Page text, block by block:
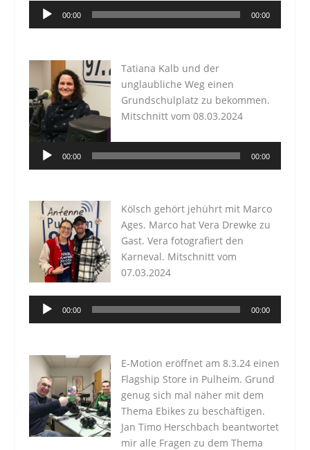
Audio-
00:00 00:00
Tatiana Kalb und der
unglaubliche Weg einen
Grundschulplatz zu bekommen.
Mitschnitt vom 08.03.2024
Audio-
Player
00:00 00:00
Kölsch gehört jehührt mit Marco
Ages. Marco hat Vera Drewke zu
Gast. Vera fotografiert den
Karneval. Mitschnitt vom
07.03.2024
Audio-
00:00 00:00
E-Motion eröffnet am 8.3.24 einen
Flagship Store in Pulheim. Grund
genug sich mal näher mit dem
Thema Ebikes zu beschäftigen.
Jan Timo Herschbach beantwortet
mir alle Fragen zu dem Thema